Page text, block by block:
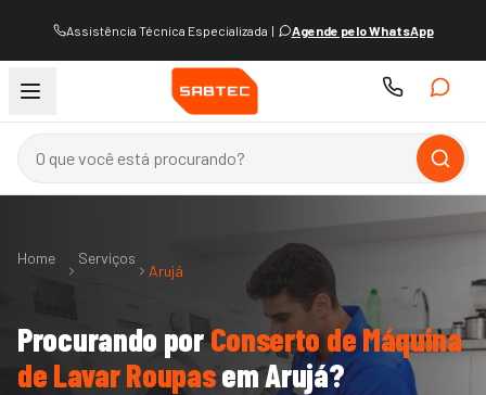
Assistência Técnica Especializada | Agende pelo WhatsApp
Home Serviços
Arujá
Procurando porConserto de Máquina
de Lavar RoupasemArujá?